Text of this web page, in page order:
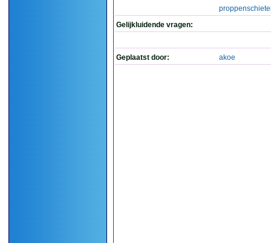
Gelijkluidende vragen:
Geplaatst door: akoe